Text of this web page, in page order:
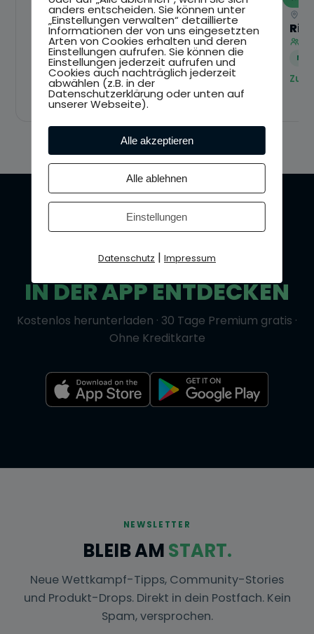
Tamm, Baden-Württemberg
Brezel Race
3.000+ Teilnehmer
55 KM 110 KM
Zur Event-Website → Zur
ALLE EVENTS
IN DER APP ENTDECKEN
Kostenlos herunterladen · 30 Tage Premium gratis ·
Ohne Kreditkarte
NEWSLETTER
BLEIB AMSTART.
Neue Wettkampf-Tipps, Community-Stories
und Produkt-Drops. Direkt in dein Postfach. Kein
Spam, versprochen.
anders entscheiden. Sie können unter
„Einstellungen verwalten“ detaillierte
Informationen der von uns eingesetzten
Arten von Cookies erhalten und deren
Einstellungen aufrufen. Sie können die
Einstellungen jederzeit aufrufen und
Cookies auch nachträglich jederzeit
abwählen (z.B. in der
Datenschutzerklärung oder unten auf
unserer Webseite).
Alle akzeptieren
Alle ablehnen
Einstellungen
Datenschutz | Impressum